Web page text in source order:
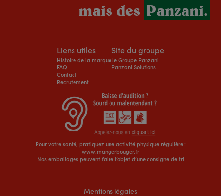
mais des Panzani.
Liens utiles
Histoire de la marque
FAQ
Contact
Recrutement
Site du groupe
Le Groupe Panzani
Panzani Solutions
Pour votre santé, pratiquez une activité physique régulière :
www.mangerbouger.fr
Nos emballages peuvent faire l’objet d’une consigne de tri
Mentions légales